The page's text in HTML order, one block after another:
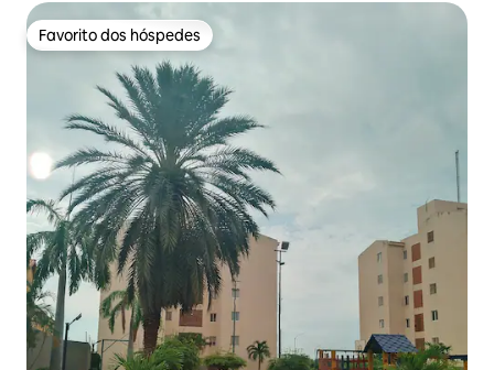
Favorito dos hóspedes
Favorito dos hóspedes